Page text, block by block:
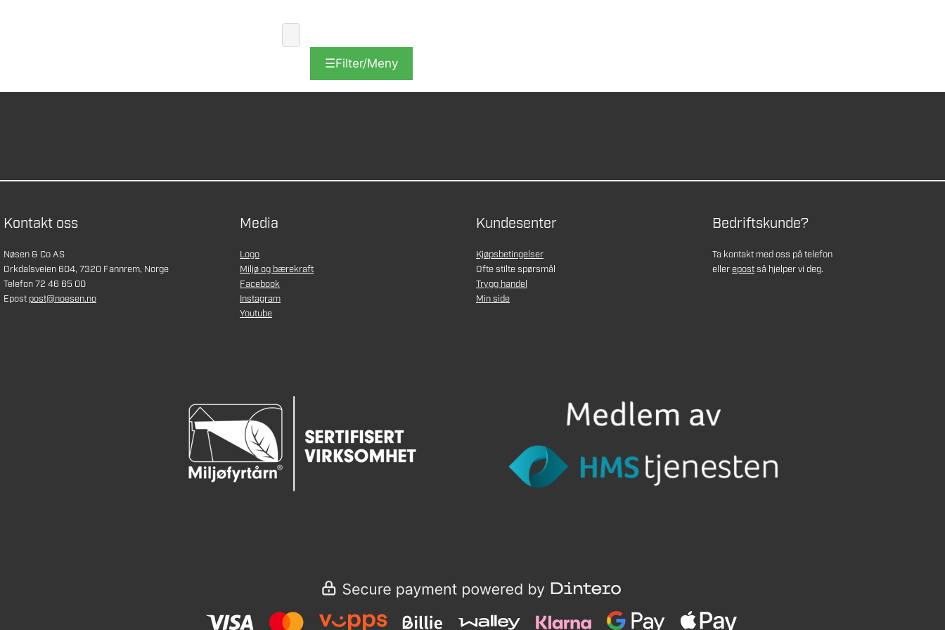
☰Filter/Meny
Kontakt oss
Nøsen & Co AS
Orkdalsveien 604, 7320 Fannrem, Norge
Telefon 72 46 65 00
Epost post@noesen.no
Media
Logo
Miljø og bærekraft
Facebook
Instagram
Youtube
Kundesenter
Kjøpsbetingelser
Ofte stilte spørsmål
Trygg handel
Min side
Bedriftskunde?
Ta kontakt med oss på telefon
ellerepostså hjelper vi deg.